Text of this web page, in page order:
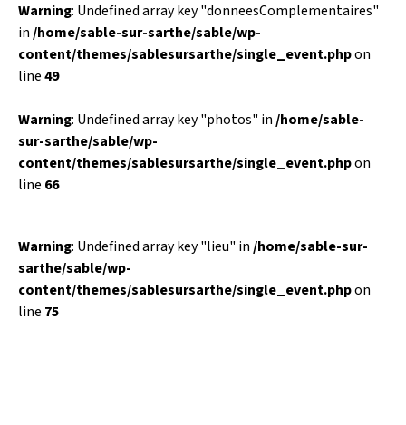
Warning: Undefined array key "donneesComplementaires"
in/home/sable-sur-sarthe/sable/wp-
content/themes/sablesursarthe/single_event.phpon
line49
Warning: Undefined array key "photos" in/home/sable-
sur-sarthe/sable/wp-
content/themes/sablesursarthe/single_event.phpon
line 66
Warning: Undefined array key "lieu" in/home/sable-sur-
sarthe/sable/wp-
content/themes/sablesursarthe/single_event.phpon
line 75